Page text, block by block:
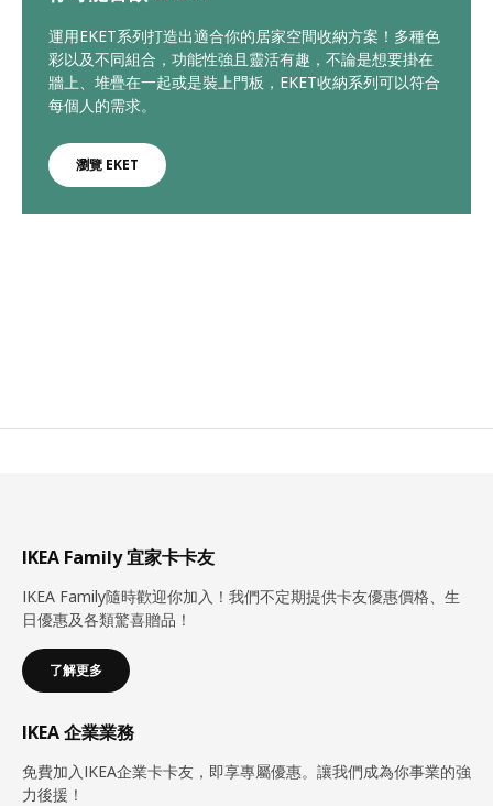
運用EKET系列打造出適合你的居家空間收納方案！多種色
彩以及不同組合，功能性強且靈活有趣，不論是想要掛在
牆上、堆疊在一起或是裝上門板，EKET收納系列可以符合
每個人的需求。
瀏覽 EKET
IKEA Family 宜家卡卡友
IKEA Family隨時歡迎你加入！我們不定期提供卡友優惠價格、生
日優惠及各類驚喜贈品！
了解更多
IKEA 企業業務
免費加入IKEA企業卡卡友，即享專屬優惠。讓我們成為你事業的強
力後援！